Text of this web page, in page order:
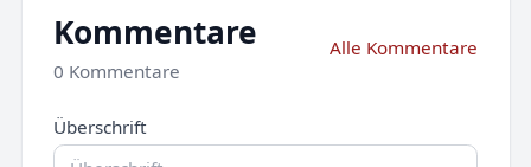
Kommentare
0 Kommentare
Alle Kommentare
Überschrift